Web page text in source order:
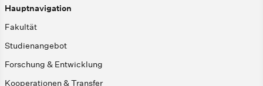
Hauptnavigation
Fakultät
Studienangebot
Forschung & Entwicklung
Kooperationen & Transfer